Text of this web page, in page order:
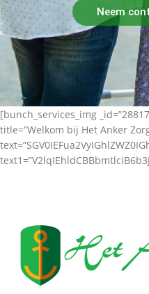
Neem
[bunch_services_img
title=”Welkom bij Het Anker